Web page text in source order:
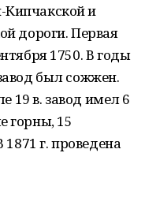
и
дороги. Первая
1750. В годы
был сожжен.
19 в. завод имел 6
горны, 15
г. проведена